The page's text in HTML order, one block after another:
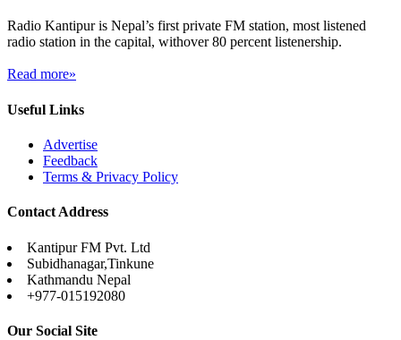
Radio Kantipur is Nepal’s first private FM station, most listened
radio station in the capital, withover 80 percent listenership.
Read more»
Useful Links
Advertise
Feedback
Terms & Privacy Policy
Contact Address
Kantipur FM Pvt. Ltd
Subidhanagar,Tinkune
Kathmandu Nepal
+977-015192080
Our Social Site